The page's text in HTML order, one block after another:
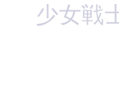
少女戦